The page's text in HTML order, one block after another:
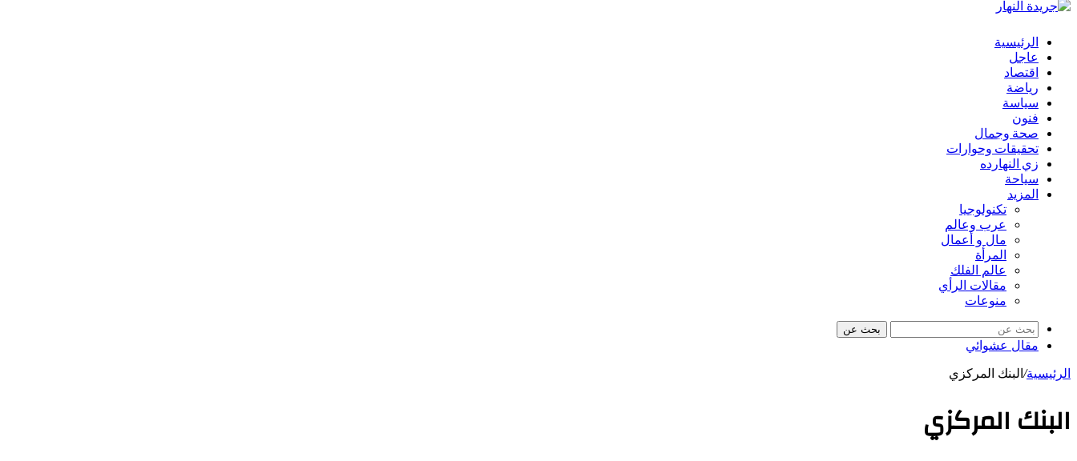
الرئيسية
عاجل
اقتصاد
رياضة
سياسة
فنون
صحة وجمال
تحقيقات وحوارات
زي النهارده
سياحة
المزيد
تكنولوجيا
عرب وعالم
مال و أعمال
المرأة
عالم الفلك
مقالات الرأي
منوعات
بحث عن
مقال عشوائي
الرئيسية/ البنك المركزي
البنك المركزي